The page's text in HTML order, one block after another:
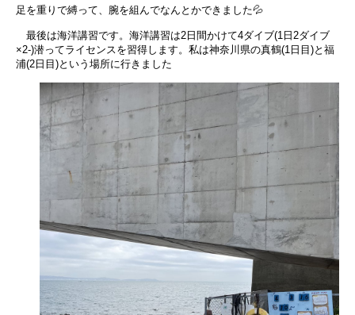
足を重りで縛って、腕を組んでなんとかできました💦
最後は海洋講習です。 海洋講習は2 日間かけて4ダイブ(1 日 2ダイブ
×2-)潜ってライセンスを習得します。私は神奈川県の真鶴(1 日目 )と福
浦(2 日目 )という場所に行きました